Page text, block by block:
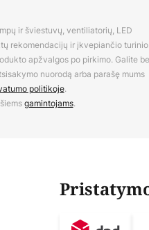
ir šviestuvų, ventiliatorių, LED
rekomendacijų ir įkvepiančio
apžvalgos po pirkimo. Galite
nuorodą arba parašę mums
politikoje.
gamintojams.